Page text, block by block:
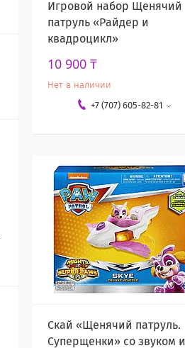
Игровой набор Щенячий
патруль «Райдер и
квадроцикл»
10 900 ₸
Нет в наличии
+7 (707) 605-82-81
Скай «Щенячий патруль.
Суперщенки» со звуком и